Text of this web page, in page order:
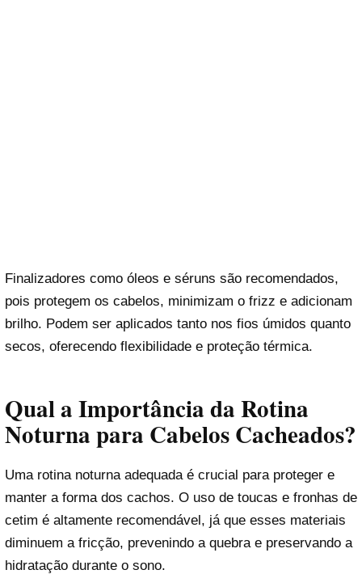
Finalizadores como óleos e séruns são recomendados,
pois protegem os cabelos, minimizam o frizz e adicionam
brilho. Podem ser aplicados tanto nos fios úmidos quanto
secos, oferecendo flexibilidade e proteção térmica.
Qual a Importância da Rotina
Noturna para Cabelos Cacheados?
Uma rotina noturna adequada é crucial para proteger e
manter a forma dos cachos. O uso de toucas e fronhas de
cetim é altamente recomendável, já que esses materiais
diminuem a fricção, prevenindo a quebra e preservando a
hidratação durante o sono.